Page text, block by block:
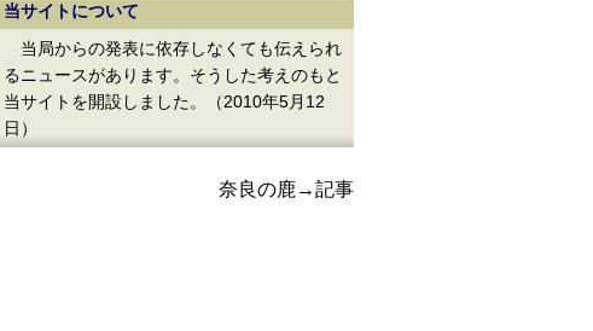
当サイトについて
当局からの発表に依存しなくても伝えられ
るニュースがあります。そうした考えのもと
当サイトを開設しました。（2010年5月12
日）
奈良の鹿→記事